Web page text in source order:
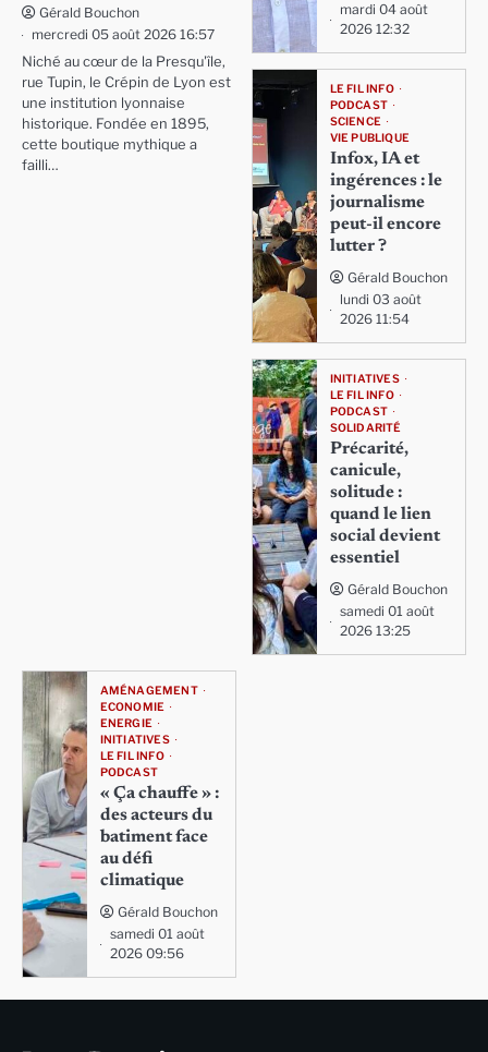
Gérald Bouchon
mercredi 05 août 2026 16:57
Niché au cœur de la Presqu'île,
rue Tupin, le Crépin de Lyon est
une institution lyonnaise
historique. Fondée en 1895,
cette boutique mythique a
failli…
mardi 04 août
2026 12:32
LE FIL INFO
PODCAST
SCIENCE
VIE PUBLIQUE
Infox, IA et
ingérences : le
journalisme
peut-il encore
lutter ?
Gérald Bouchon
lundi 03 août
2026 11:54
INITIATIVES
LE FIL INFO
PODCAST
SOLIDARITÉ
Précarité,
canicule,
solitude :
quand le lien
social devient
essentiel
Gérald Bouchon
samedi 01 août
2026 13:25
AMÉNAGEMENT
ECONOMIE
ENERGIE
INITIATIVES
LE FIL INFO
PODCAST
« Ça chauffe » :
des acteurs du
batiment face
au défi
climatique
Gérald Bouchon
samedi 01 août
2026 09:56